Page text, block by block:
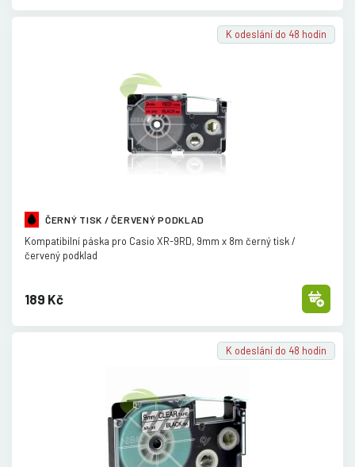
ČERNÝ TISK / ČERVENÝ PODKLAD
K odeslání do 48 hodin
Kompatibilní páska pro Casio XR-9RD, 9mm x 8m černý tisk /
červený podklad
189 Kč
K odeslání do 48 hodin